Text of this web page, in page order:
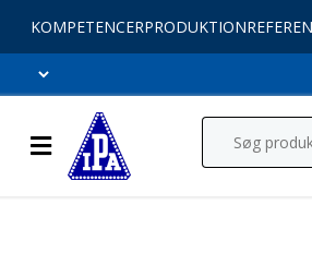
KOMPETENCERPRODUKTION